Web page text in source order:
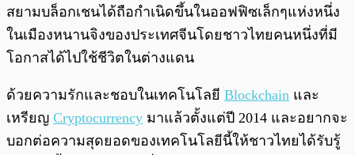
สยามบล็อกเชนได้ถือกำเนิดขึ้นในออฟฟิซเล็กๆแห่งหนึ่ง
ในเมืองหนานจิงของประเทศจีนโดยชาวไทยคนหนึ่งที่มี
โอกาสได้ไปใช้ชีวิตในต่างแดน
ด้วยความรักและชอบในเทคโนโลยี Blockchain และ
เหรียญ Cryptocurrency มาแล้วตั้งแต่ปี 2014 และอยากจะ
บอกต่อความสุดยอดของเทคโนโลยีนี้ให้ชาวไทยได้รับรู้